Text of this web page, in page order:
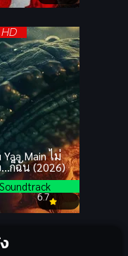
Yaa Main ไม่
…ก็ฉัน (2026)
6.7
Soundtrack